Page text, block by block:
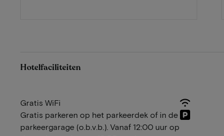
Hotelfaciliteiten
Gratis WiFi
Gratis parkeren op het parkeerdek of in de
parkeergarage (o.b.v.b.). Vanaf 12:00 uur op